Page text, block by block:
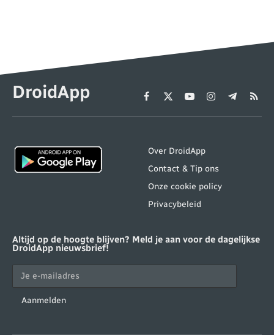
DroidApp Facebook
X
(Twitter)
YouTubeInstagram
Telegram
RSS
Over DroidApp
Contact & Tip ons
Onze cookie policy
Privacybeleid
Altijd op de hoogte blijven? Meld je aan voor de dagelijkse
DroidApp nieuwsbrief!
Aanmelden